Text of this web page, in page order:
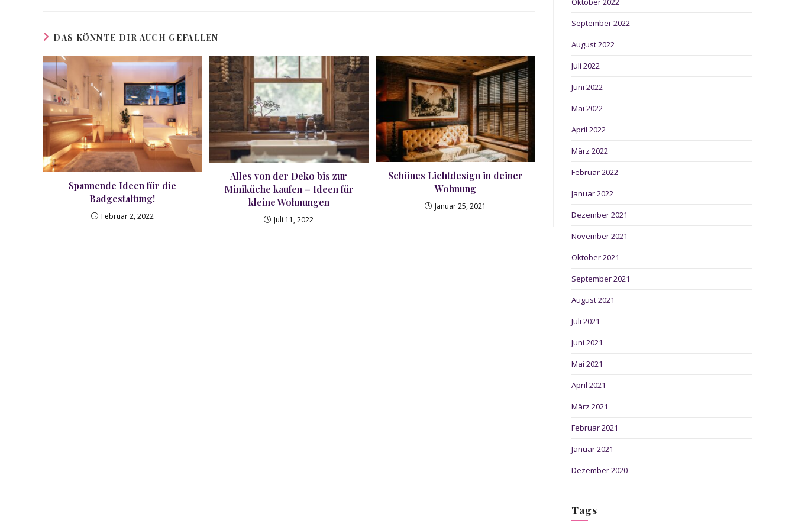
DAS KÖNNTE DIR AUCH GEFALLEN
Spannende Ideen für die
Badgestaltung!
Februar 2, 2022
Alles von der Deko bis zur
Miniküche kaufen – Ideen für
kleine Wohnungen
Juli 11, 2022
Schönes Lichtdesign in deiner
Wohnung
Januar 25, 2021
September 2022
August 2022
Juli 2022
Juni 2022
Mai 2022
April 2022
März 2022
Februar 2022
Januar 2022
Dezember 2021
November 2021
Oktober 2021
September 2021
August 2021
Juli 2021
Juni 2021
Mai 2021
April 2021
März 2021
Februar 2021
Januar 2021
Dezember 2020
Tags